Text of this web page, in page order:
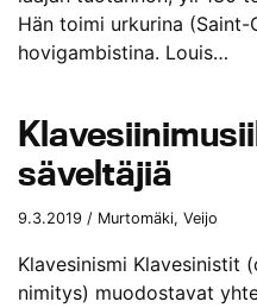
Hän toimi urkurina (Saint-
hovigambistina. Louis…
säveltäjiä
9.3.2019 / Murtomäki, Veijo
Klavesinismi Klavesinistit
nimitys) muodostavat